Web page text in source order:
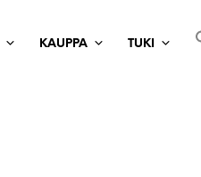
KAUPPA TUKI